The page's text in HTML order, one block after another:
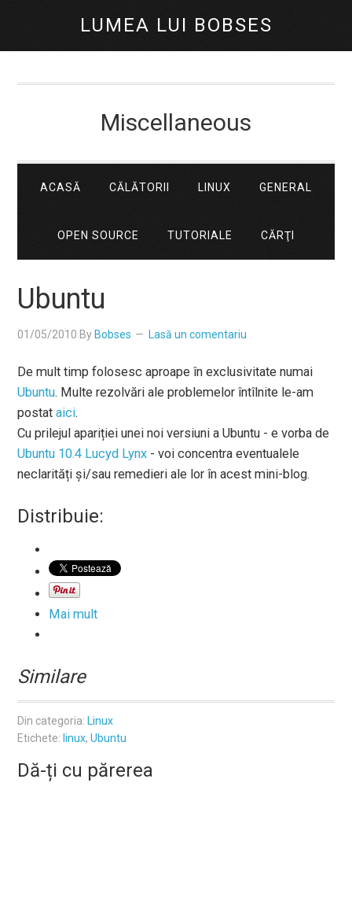
LUMEA LUI BOBSES
Miscellaneous
ACASĂ CĂLĂTORII LINUX GENERAL
OPEN SOURCE TUTORIALE CĂRŢI
Ubuntu
01/05/2010 By Bobses Lasă un comentariu
De mult timp folosesc aproape în exclusivitate numai
Ubuntu. Multe rezolvări ale problemelor întîlnite le-am
postataici.
Cu prilejul apariției unei noi versiuni a Ubuntu - e vorba de
Ubuntu 10.4 Lucyd Lynx - voi concentra eventualele
neclarități și/sau remedieri ale lor în acest mini-blog.
Distribuie:
Mai mult
Similare
Din categoria: Linux
Etichete: linux,Ubuntu
Dă-ți cu părerea